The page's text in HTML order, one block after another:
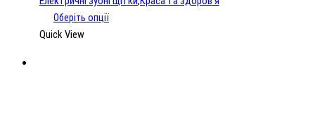
кількість
Оберіть опції
Quick View